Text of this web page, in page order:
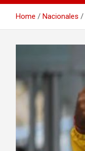
Home Nacionales